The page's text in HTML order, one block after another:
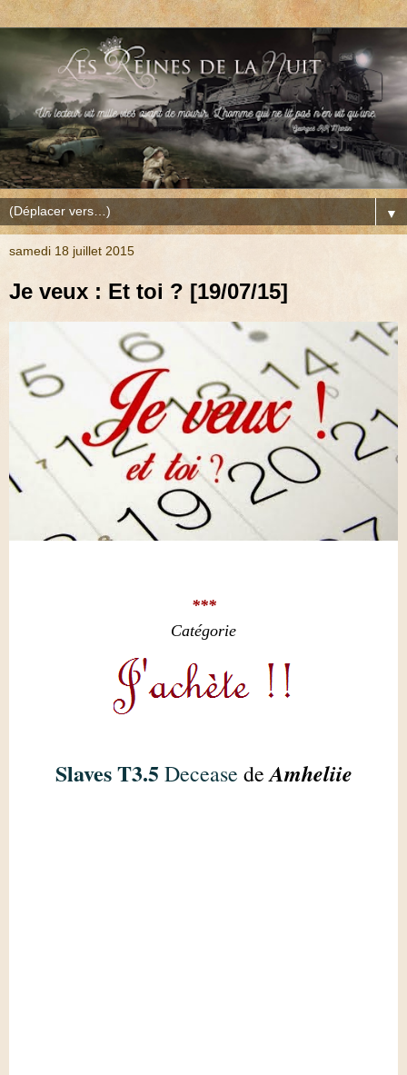
▼
samedi 18 juillet 2015
Je veux : Et toi ? [19/07/15]
***
Catégorie
Slaves T3.5Decease deAmheliie